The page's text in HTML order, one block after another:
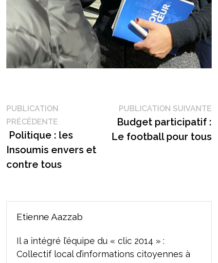
Navigation
de
l’article
PUBLICATION
PRÉCÉDENTEPublication
précédente :
Politique : les
Insoumis envers et
contre tous
PUBLICATION SUIVANTE
Budget participatif :
Le football pour tous
Etienne Aazzab
Il a intégré l’équipe du « clic 2014 » :
Collectif local d’informations citoyennes à